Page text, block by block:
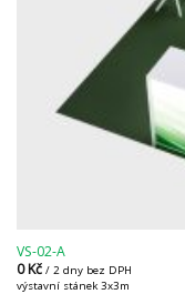
VS-02-A
0Kč / 2 dny bez DPH
výstavní stánek 3x3m